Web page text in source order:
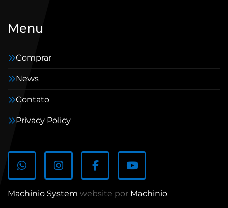
Menu
Comprar
News
Contato
Privacy Policy
whatsappinstagramfacebookyoutube
Machinio System website por Machinio